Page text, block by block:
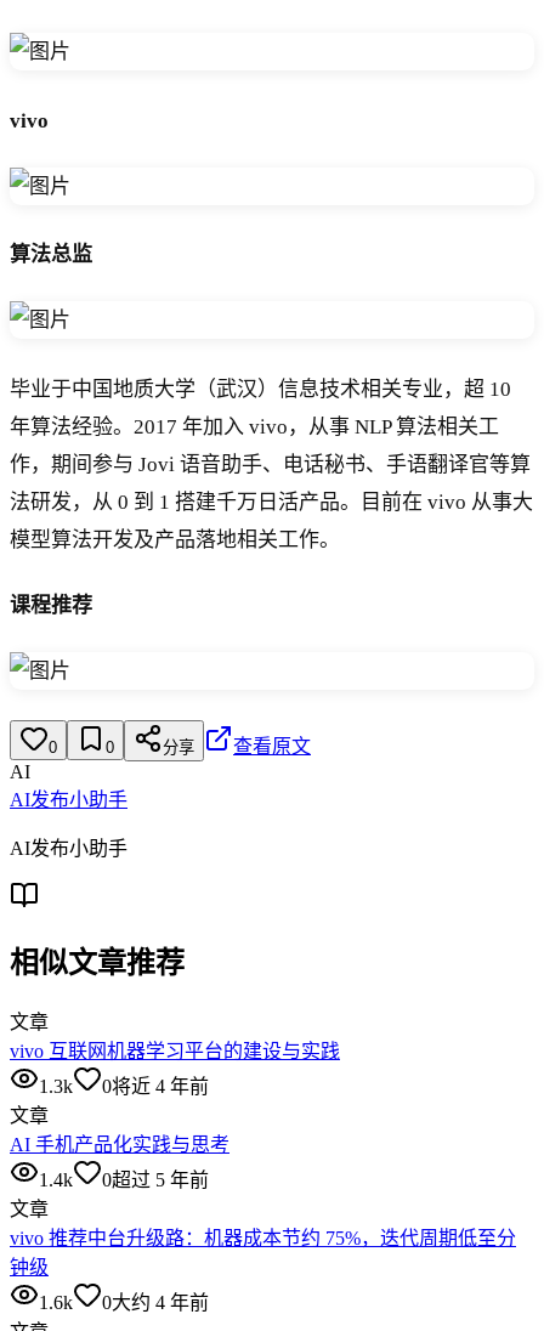
vivo
算法总监
毕业于中国地质大学（武汉）信息技术相关专业，超 10
年算法经验。2017 年加入 vivo，从事 NLP 算法相关工
作，期间参与 Jovi 语音助手、电话秘书、手语翻译官等算
法研发，从 0 到 1 搭建千万日活产品。目前在 vivo 从事大
模型算法开发及产品落地相关工作。
课程推荐
0 0 分享
查看原文
AI
AI发布小助手
AI发布小助手
相似文章推荐
文章
vivo 互联网机器学习平台的建设与实践
1.3k
0将近 4 年前
文章
AI 手机产品化实践与思考
1.4k
0超过 5 年前
文章
vivo 推荐中台升级路：机器成本节约 75%，迭代周期低至分
钟级
1.6k
0大约 4 年前